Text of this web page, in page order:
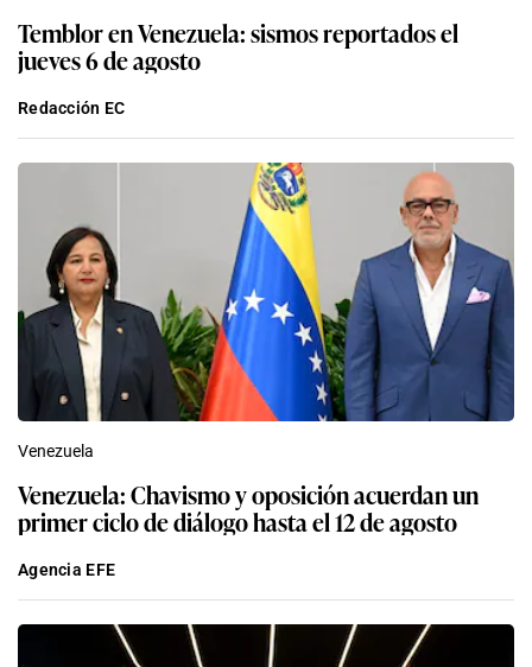
Temblor en Venezuela: sismos reportados el
jueves 6 de agosto
Redacción EC
Venezuela
Venezuela: Chavismo y oposición acuerdan un
primer ciclo de diálogo hasta el 12 de agosto
Agencia EFE